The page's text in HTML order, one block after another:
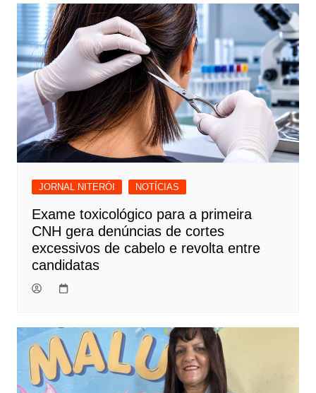
Post
JORNAL NITERÓI NOTÍCIAS
Exame toxicológico para a primeira
CNH gera denúncias de cortes
excessivos de cabelo e revolta entre
candidatas